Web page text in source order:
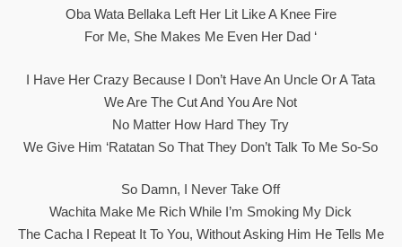
Oba Wata Bellaka Left Her Lit Like A Knee Fire
For Me, She Makes Me Even Her Dad ‘
I Have Her Crazy Because I Don’t Have An Uncle Or A Tata
We Are The Cut And You Are Not
No Matter How Hard They Try
We Give Him ‘ratatan So That They Don’t Talk To Me So-So
So Damn, I Never Take Off
Wachita Make Me Rich While I’m Smoking My Dick
The Cacha I Repeat It To You, Without Asking Him He Tells Me